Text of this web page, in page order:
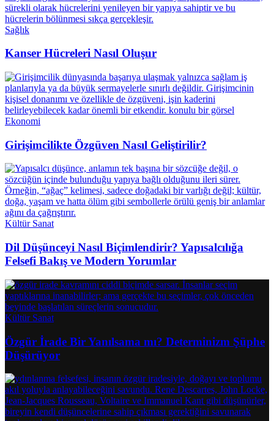
Sağlık
Kanser Hücreleri Nasıl Oluşur
Ekonomi
Girişimcilikte Özgüven Nasıl Geliştirilir?
Kültür Sanat
Dil Düşünceyi Nasıl Biçimlendirir? Yapısalcılığa
Felsefi Bakış ve Modern Yorumlar
Kültür Sanat
Özgür İrade Bir Yanılsama mı? Determinizm Şüphe
Düşürüyor